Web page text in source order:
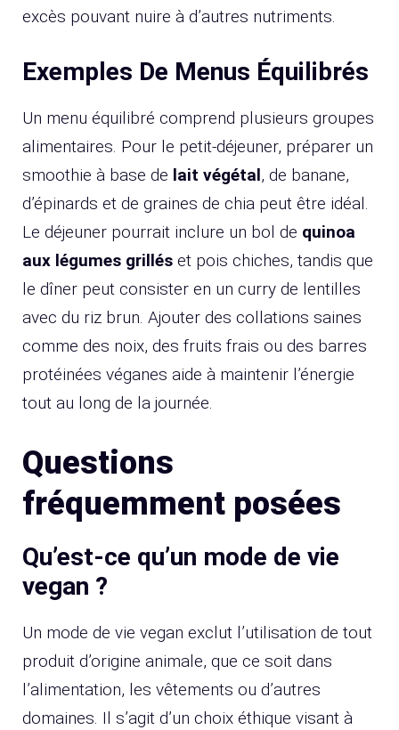
excès pouvant nuire à d’autres nutriments.
Exemples De Menus Équilibrés
Un menu équilibré comprend plusieurs groupes
alimentaires. Pour le petit-déjeuner, préparer un
smoothie à base de lait végétal, de banane,
d’épinards et de graines de chia peut être idéal.
Le déjeuner pourrait inclure un bol de quinoa
aux légumes grillés et pois chiches, tandis que
le dîner peut consister en un curry de lentilles
avec du riz brun. Ajouter des collations saines
comme des noix, des fruits frais ou des barres
protéinées véganes aide à maintenir l’énergie
tout au long de la journée.
Questions
fréquemment posées
Qu’est-ce qu’un mode de vie
vegan ?
Un mode de vie vegan exclut l’utilisation de tout
produit d’origine animale, que ce soit dans
l’alimentation, les vêtements ou d’autres
domaines. Il s’agit d’un choix éthique visant à